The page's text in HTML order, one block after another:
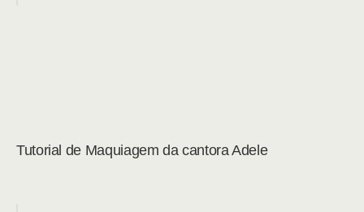
Tutorial de Maquiagem da cantora Adele